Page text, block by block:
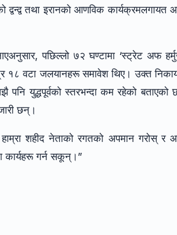
तथा इरानको आणविक कार्यक्रमलगायत
पछिल्लो ७२ घण्टामा ‘स्ट्रेट अफ
१८ वटा जलयानहरू समावेश थिए। उक्त
युद्धपूर्वको स्तरभन्दा कम रहेको बताएको
छन्।
शहीद नेताको रगतको अपमान गरोस् र
कार्यहरू गर्न सकून्।”